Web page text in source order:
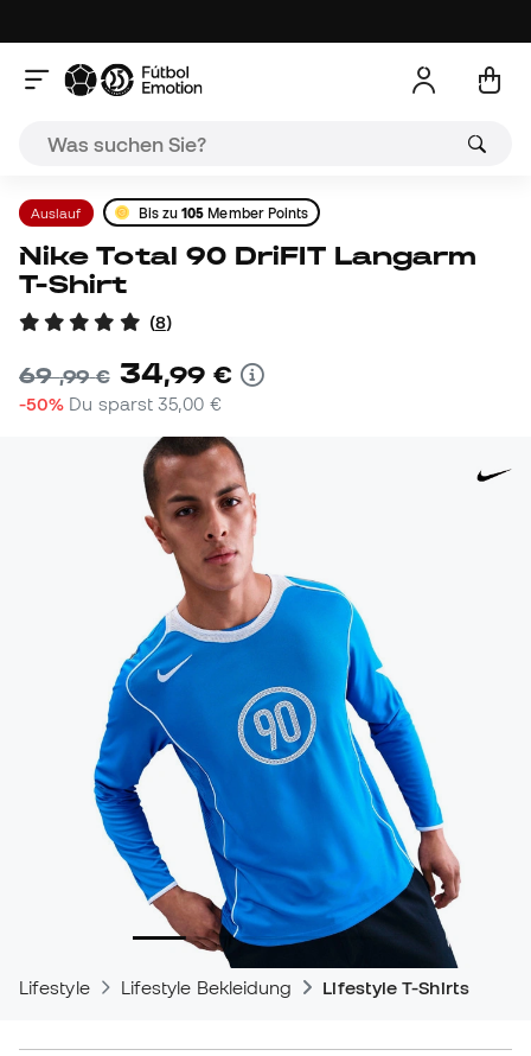
Auslauf Bis zu105 Member Points
Nike Total 90 DriFIT Langarm
T-Shirt
(8)
69,99 € 34,99 €
-50% Du sparst35,00 €
Lifestyle Lifestyle Bekleidung Lifestyle T-Shirts